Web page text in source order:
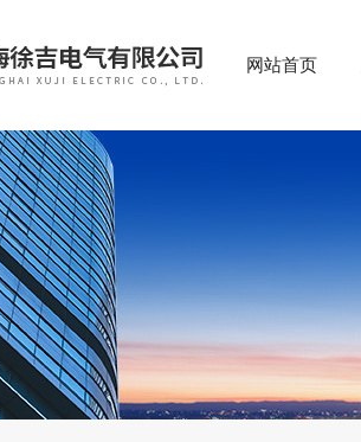
网站首页